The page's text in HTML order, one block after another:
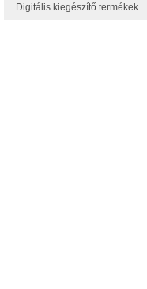
Digitális kiegészítő termékek